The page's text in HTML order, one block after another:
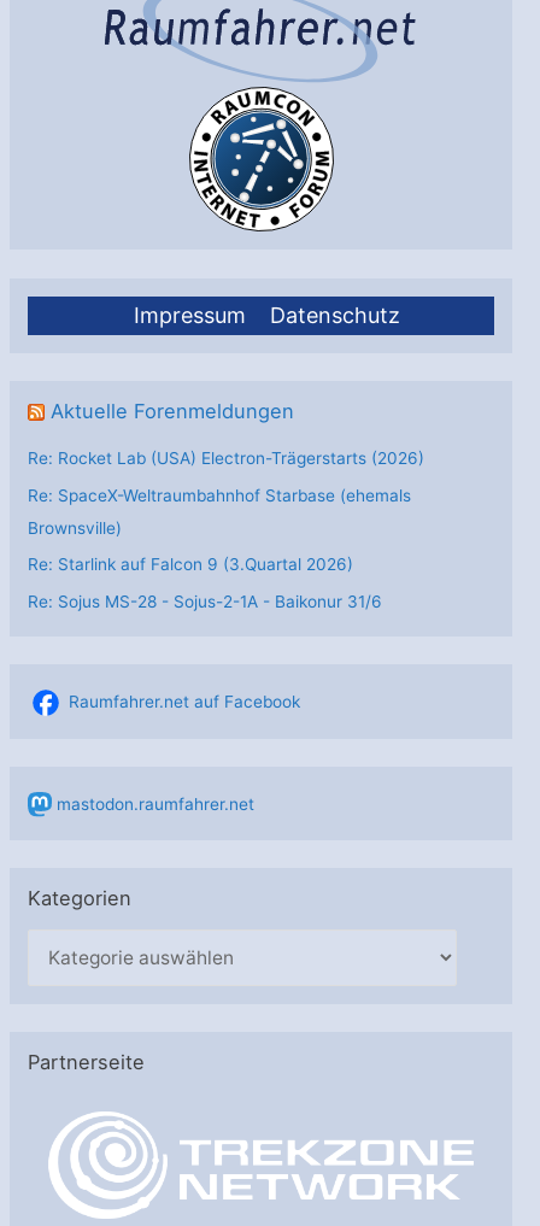
Impressum Datenschutz
Aktuelle Forenmeldungen
Re: Rocket Lab (USA) Electron-Trägerstarts (2026)
Re: SpaceX-Weltraumbahnhof Starbase (ehemals
Brownsville)
Re: Starlink auf Falcon 9 (3.Quartal 2026)
Re: Sojus MS-28 - Sojus-2-1А - Baikonur 31/6
Raumfahrer.net auf Facebook
mastodon.raumfahrer.net
Kategorien
g
Partnerseite